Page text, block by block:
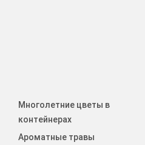
Многолетние цветы в
контейнерах
Ароматные травы